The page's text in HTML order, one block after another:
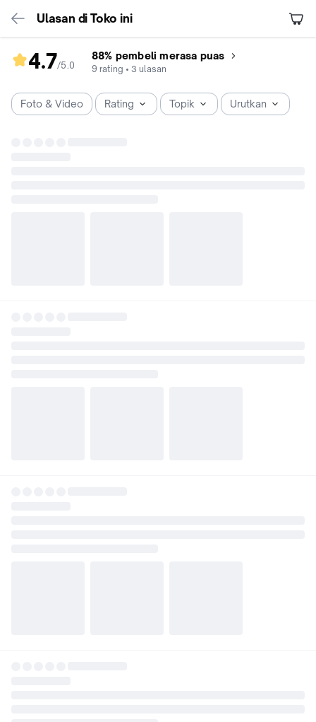
Ulasan di Toko ini
4.7/5.0
rating
4.7
dari
88% pembeli merasa puas
9 rating • 3 ulasan
Foto & Video Rating Topik Urutkan